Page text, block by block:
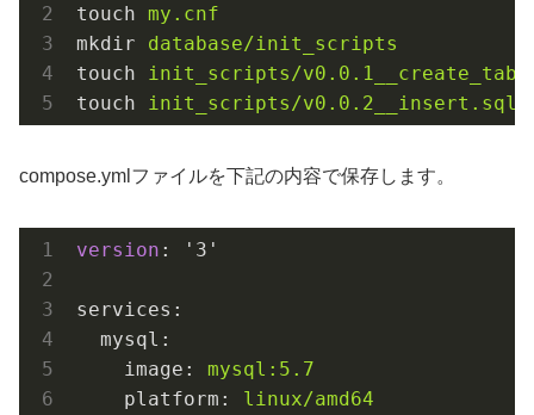
touch my.cnf
mkdir
database/init_scripts
touch
init_scripts/
touch
init_scripts/
compose.ymlファイルを下記の内容で保存します。
version : '3'
services:
mysql:
image:
mysql:5.7
platform:
linux/amd64